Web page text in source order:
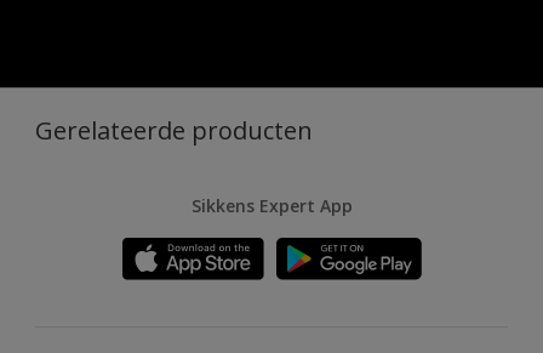
Gerelateerde producten
Sikkens Expert App